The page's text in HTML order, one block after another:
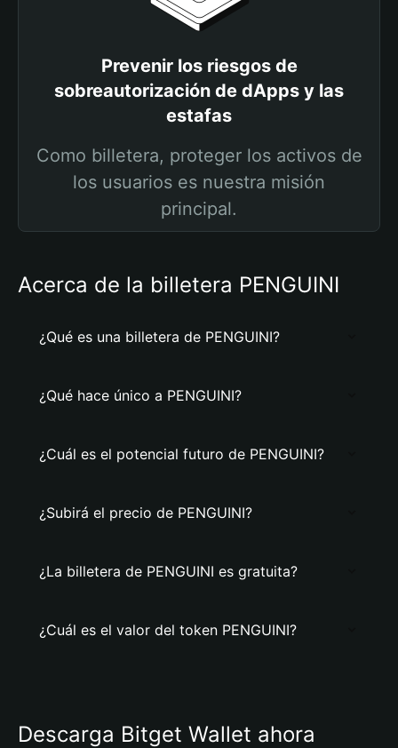
Prevenir los riesgos de
sobreautorización de dApps y las
estafas
Como billetera, proteger los activos de
los usuarios es nuestra misión
principal.
Acerca de la billetera PENGUINI
¿Qué es una billetera de PENGUINI?
¿Qué hace único a PENGUINI?
¿Cuál es el potencial futuro de PENGUINI?
¿Subirá el precio de PENGUINI?
¿La billetera de PENGUINI es gratuita?
¿Cuál es el valor del token PENGUINI?
Descarga Bitget Wallet ahora